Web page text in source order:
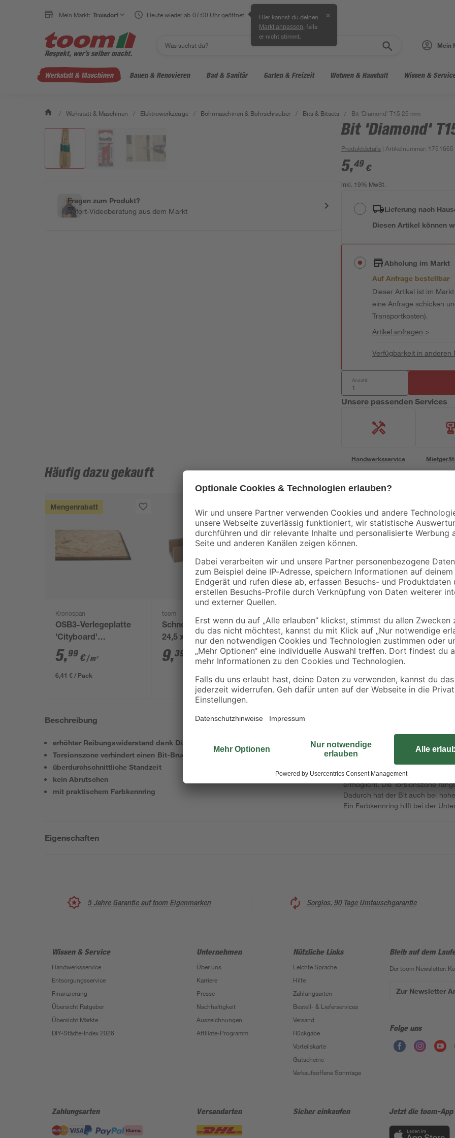
Mein Markt: Troisdorf Heute wieder ab 07:00 Uhr geöffnet Hier kannst du deinen
Markt anpassen , falls
er nicht stimmt.
✕
Mein
Werkstatt & Maschinen Bauen & Renovieren Bad & Sanitär Garten & Freizeit Wohnen & Haushalt Wissen &
/ Werkstatt & Maschinen / Elektrowerkzeuge / Bohrmaschinen & Bohrschrauber / Bits & Bitsets / Bit 'Diamond' T15 25 mm
Fragen zum Produkt?
Sofort-Videoberatung aus dem Markt
Bit 'Diamond'
Produktdetails | Artikelnummer: 1751665
5,49 €
inkl. 19% MwSt.
Lieferung nach
Diesen Artikel können
Abholung im Markt
Auf Anfrage bestellbar
Dieser Artikel ist im
eine Anfrage schicken
Transportkosten).
Artikel anfragen >
Verfügbarkeit in anderen
Anzahl:
Unsere passenden Services
Handwerksservice
Häufig dazu gekauft
Mengenrabatt
Kronospan
OSB3-Verlegeplatte
'Cityboard'
ungeschliffen 1690 x
634 x 12 mm
5,99 €/ m²
6,41 € / Pack
toom
Schneidlade U-Form
24,5 x 5,3 cm
9,39
Dichtband 'Selitstop'
50 m
6,99 €
0,14 € / Meter
Mengenrabatt
Bestseller
Latte sägerau 2000 x
48 x 24 mm
1,78€
0,89 € / Meter
Beschreibung
erhöhter Reibungswiderstand dank Diamantbeschichtung
Torsionszone verhindert einen Bit-Bruch
überdurchschnittliche Standzeit
kein Abrutschen
mit praktischem Farbkennring
Der 'Diamond' Schrauber-Bit von
diamantbeschichtet und verfügt
den Reibungswiderstand des
Schraube. So wird der
ermöglicht. Die Torsionszone
Dadurch hat der Bit auch bei
Ein Farbkennring hilft bei der
Eigenschaften
5 Jahre Garantie auf toom Eigenmarken Sorglos, 90 Tage Umtauschgarantie
Wissen & Service
Handwerksservice
Entsorgungsservice
Finanzierung
Übersicht Ratgeber
Übersicht Märkte
DIY-Städte-Index 2026
Unternehmen
Über uns
Karriere
Presse
Nachhaltigkeit
Auszeichnungen
Affiliate-Programm
Nützliche Links
Leichte Sprache
Hilfe
Zahlungsarten
Bestell- & Lieferservices
Versand
Rückgabe
Vorteilskarte
Gutscheine
Verkaufsoffene Sonntage
Bleib auf dem
Der toom Newsletter:
Zur Newsletter
Folge uns
Zahlungsarten Versandarten Sicher einkaufen Jetzt die toom-